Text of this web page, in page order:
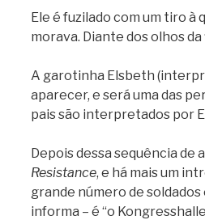
Ele é fuzilado com um tiro à
morava. Diante dos olhos da
A garotinha Elsbeth
aparecer, e será uma das
pais são interpretados por
Depois dessa sequência de
Resistance, e há mais um
grande número de
informa – é “o